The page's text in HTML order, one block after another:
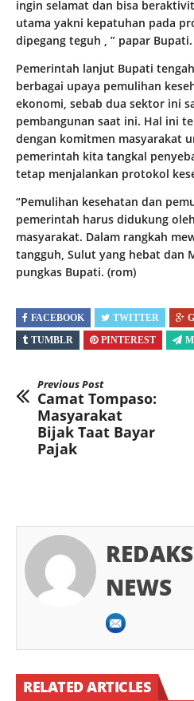
ingin selamat dan bisa
utama yakni kepatuhan pada
dipegang teguh , ” papar Bupati.
Pemerintah lanjut Bupati
berbagai upaya pemulihan
ekonomi, sebab dua sektor ini
pembangunan saat ini. Hal ini
dengan komitmen masyarakat
pemerintah kita tangkal
tetap menjalankan protokol
“Pemulihan kesehatan dan
pemerintah harus didukung
masyarakat. Dalam rangkah
tangguh, Sulut yang hebat dan
pungkas Bupati. (rom)
FACEBOOK TWITTER
TUMBLR
PINTEREST
Previous Post
Camat Tompaso:
Masyarakat
Bijak Taat Bayar
Pajak
NEWS
RELATED ARTICLES